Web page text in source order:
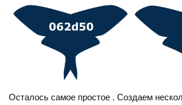
Осталось самое простое . Создаем